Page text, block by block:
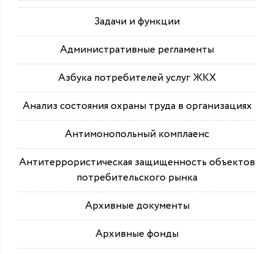
Задачи и функции
Административные регламенты
Азбука потребителей услуг ЖКХ
Анализ состояния охраны труда в организациях
Антимонопольный комплаенс
Антитеррористическая защищенность объектов
потребительского рынка
Архивные документы
Архивные фонды